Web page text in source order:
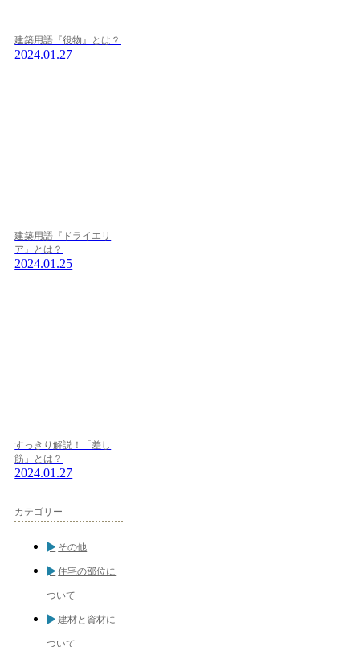
建築用語『役物』とは？
2024.01.27
建築用語『ドライエリ
ア』とは？
2024.01.25
すっきり解説！「差し
筋」とは？
2024.01.27
カテゴリー
その他
住宅の部位に
ついて
建材と資材に
ついて